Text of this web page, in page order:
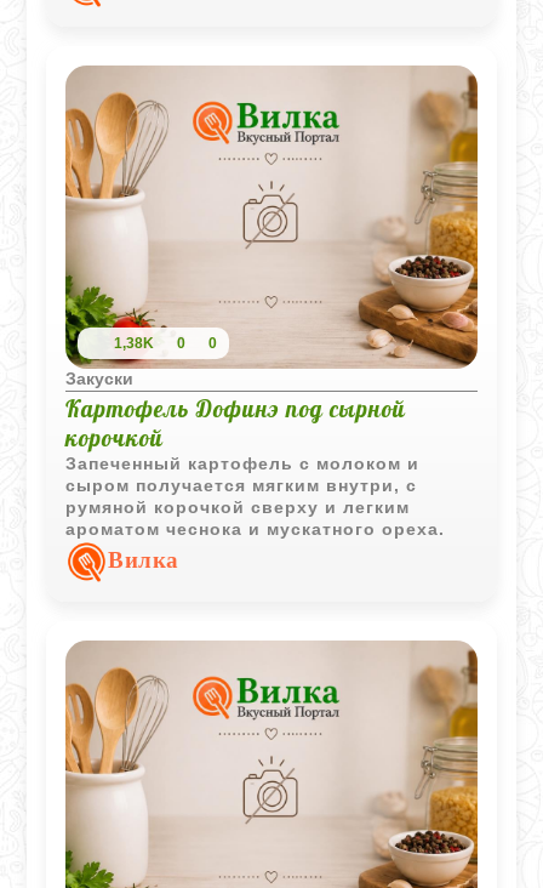
1,38K 0 0
Закуски
Картофель Дофинэ под сырной
корочкой
Запеченный картофель с молоком и
сыром получается мягким внутри, с
румяной корочкой сверху и легким
ароматом чеснока и мускатного ореха.
Вилка